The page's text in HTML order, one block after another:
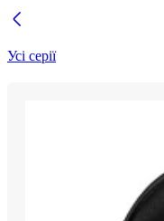
Усі серії